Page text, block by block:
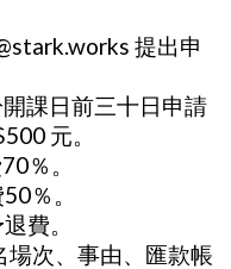
提出申
課日前三十日申請
元。
％。
％。
費。
場次、事由、匯款帳